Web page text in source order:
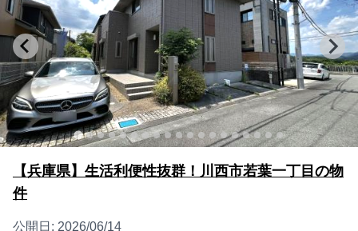
【兵庫県】生活利便性抜群！川西市若葉一丁目の物
件
公開日: 2026/06/14